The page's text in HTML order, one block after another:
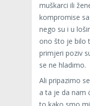
muškarci ili
kompromise
nego su i u
ono što je bilo
primjeri poziv
se ne hladimo.
Ali pripazimo
a ta je da nam